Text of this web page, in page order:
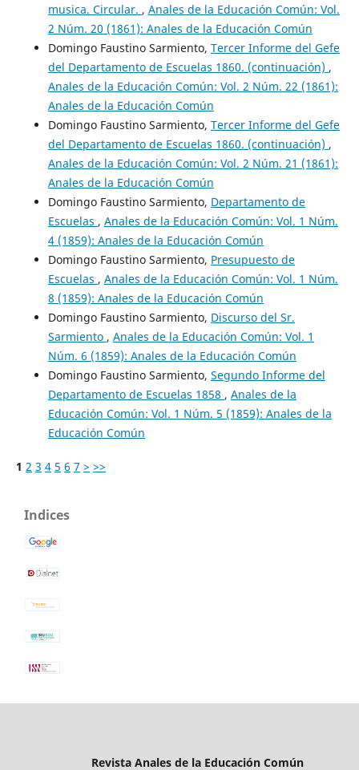
musica. Circular. , Anales de la Educación Común: Vol.
2 Núm. 20 (1861): Anales de la Educación Común
Domingo Faustino Sarmiento, Tercer Informe del Gefe
del Departamento de Escuelas 1860. (continuación) ,
Anales de la Educación Común: Vol. 2 Núm. 22 (1861):
Anales de la Educación Común
Domingo Faustino Sarmiento, Tercer Informe del Gefe
del Departamento de Escuelas 1860. (continuación) ,
Anales de la Educación Común: Vol. 2 Núm. 21 (1861):
Anales de la Educación Común
Domingo Faustino Sarmiento, Departamento de
Escuelas , Anales de la Educación Común: Vol. 1 Núm.
4 (1859): Anales de la Educación Común
Domingo Faustino Sarmiento, Presupuesto de
Escuelas , Anales de la Educación Común: Vol. 1 Núm.
8 (1859): Anales de la Educación Común
Domingo Faustino Sarmiento, Discurso del Sr.
Sarmiento , Anales de la Educación Común: Vol. 1
Núm. 6 (1859): Anales de la Educación Común
Domingo Faustino Sarmiento, Segundo Informe del
Departamento de Escuelas 1858 , Anales de la
Educación Común: Vol. 1 Núm. 5 (1859): Anales de la
Educación Común
1 2 3 4 5 6 7 > >>
Indices
Revista Anales de la Educación Común